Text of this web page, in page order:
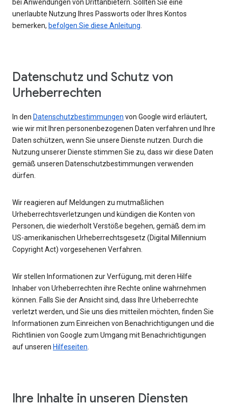
bei Anwendungen von Drittanbietern. Sollten Sie eine
unerlaubte Nutzung Ihres Passworts oder Ihres Kontos
bemerken, befolgen Sie diese Anleitung.
Datenschutz und Schutz von
Urheberrechten
In den Datenschutzbestimmungen von Google wird erläutert,
wie wir mit Ihren personenbezogenen Daten verfahren und Ihre
Daten schützen, wenn Sie unsere Dienste nutzen. Durch die
Nutzung unserer Dienste stimmen Sie zu, dass wir diese Daten
gemäß unseren Datenschutzbestimmungen verwenden
dürfen.
Wir reagieren auf Meldungen zu mutmaßlichen
Urheberrechtsverletzungen und kündigen die Konten von
Personen, die wiederholt Verstöße begehen, gemäß dem im
US-amerikanischen Urheberrechtsgesetz (Digital Millennium
Copyright Act) vorgesehenen Verfahren.
Wir stellen Informationen zur Verfügung, mit deren Hilfe
Inhaber von Urheberrechten ihre Rechte online wahrnehmen
können. Falls Sie der Ansicht sind, dass Ihre Urheberrechte
verletzt werden, und Sie uns dies mitteilen möchten, finden Sie
Informationen zum Einreichen von Benachrichtigungen und die
Richtlinien von Google zum Umgang mit Benachrichtigungen
auf unseren Hilfeseiten.
Ihre Inhalte in unseren Diensten